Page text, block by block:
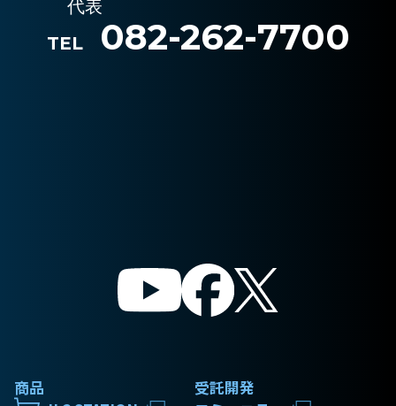
代表
TEL
082-262-7700
商品
受託開発